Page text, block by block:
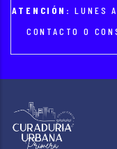
ATENCIÓN: LUNES
CONTACTO O